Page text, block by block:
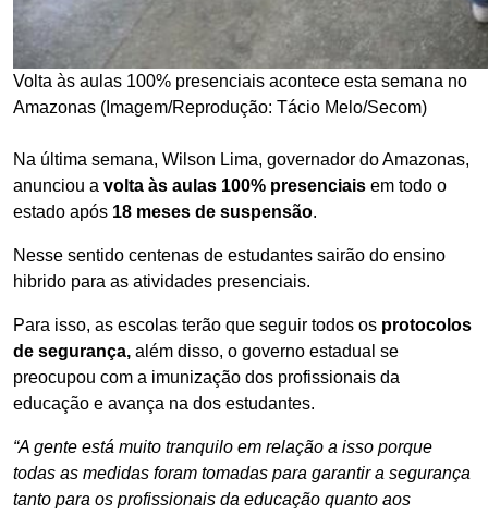
Volta às aulas 100% presenciais acontece esta semana no
Amazonas (Imagem/Reprodução: Tácio Melo/Secom)
Na última semana, Wilson Lima, governador do Amazonas,
anunciou a volta às aulas 100% presenciais em todo o
estado após 18 meses de suspensão.
Nesse sentido centenas de estudantes sairão do ensino
hibrido para as atividades presenciais.
Para isso, as escolas terão que seguir todos os protocolos
de segurança, além disso, o governo estadual se
preocupou com a imunização dos profissionais da
educação e avança na dos estudantes.
“A gente está muito tranquilo em relação a isso porque
todas as medidas foram tomadas para garantir a segurança
tanto para os profissionais da educação quanto aos